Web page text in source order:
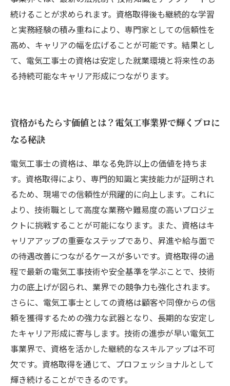
続けることが求められます。資格取得後も継続的な学習
と実務経験の積み重ねにより、専門家としての信頼性を
高め、キャリアの幅を広げることが可能です。結果とし
て、電気工事士の資格は安定した就業環境と将来性のあ
る持続可能なキャリア形成につながります。
資格がもたらす価値とは？電気工事業界で輝くプロに
なる秘訣
電気工事士の資格は、単なる免許以上の価値を持ちま
す。資格取得により、専門的知識と実技能力が証明され
るため、現場での信頼性が飛躍的に向上します。これに
より、技術職として高度な業務や難易度の高いプロジェ
クトに挑戦することが可能になります。また、資格はキ
ャリアアップの重要なステップであり、昇進や給与面で
の待遇改善につながるケースが多いです。資格取得の過
程で最新の電気工事技術や安全基準を学ぶことで、技術
力の底上げが図られ、業界での競争力も強化されます。
さらに、電気工事士としての資格は顧客や同僚からの信
頼を獲得するための強力な武器となり、長期的な安定し
たキャリア形成に寄与します。技術の進歩が早い電気工
事業界で、資格を活かした継続的なスキルアップは不可
欠です。資格取得を通じて、プロフェッショナルとして
輝き続けることができるのです。